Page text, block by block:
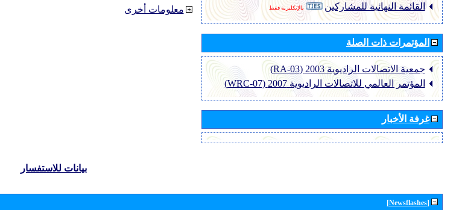
معلومات أخرى
القائمة النهائية للمشاركين
بالإنكليزية فقط
المؤتمرات ذات الصلة
جمعية الاتصالات الراديوية 2003 (RA-03)
المؤتمر العالمي للاتصالات الراديوية 2007 (WRC-07)
غرفة الأخبار
بيانات للاستفسار
[Newsflashes]